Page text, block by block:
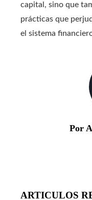
capital, sino que
prácticas que
el sistema
Por
ARTICULOS